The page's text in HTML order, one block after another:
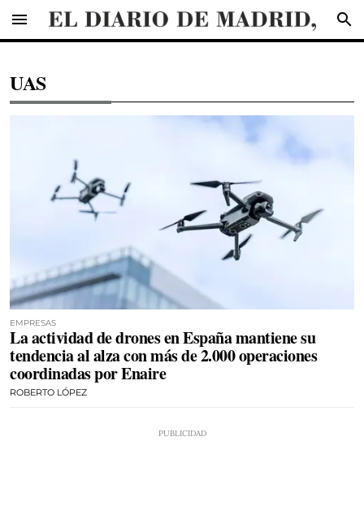
menu search
UAS
EMPRESAS
La actividad de drones en España mantiene su
tendencia al alza con más de 2.000 operaciones
coordinadas por Enaire
ROBERTO LÓPEZ